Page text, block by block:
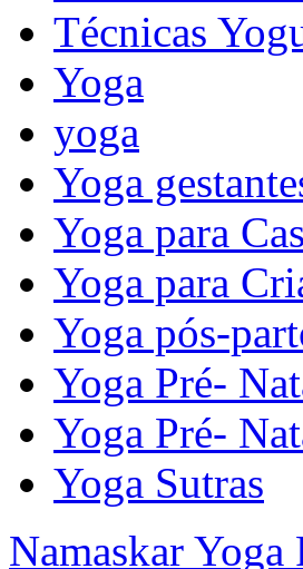
Técnicas
Yoga
yoga
Yoga
Yoga para
Yoga para
Yoga pós-
Yoga Pré-
Yoga Pré-
Yoga Sutras
Namaskar Yoga